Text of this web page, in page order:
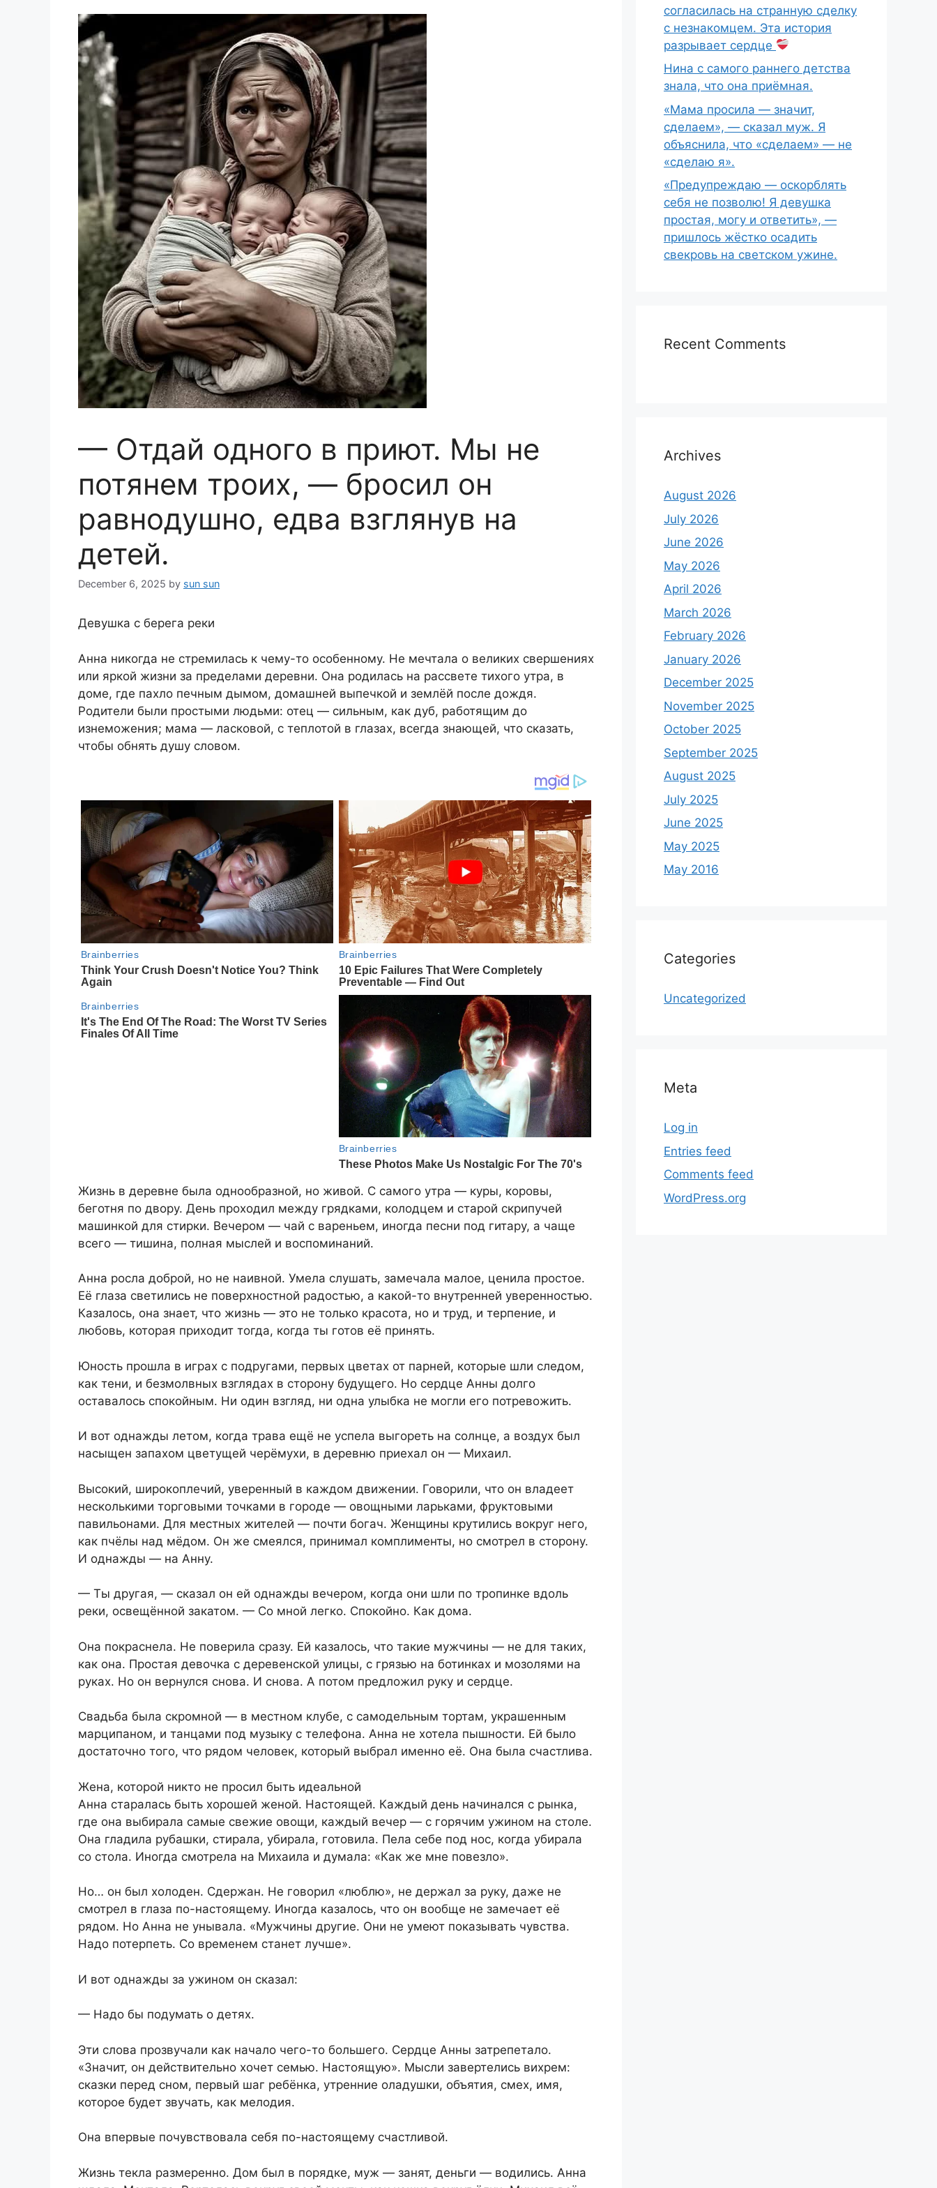
— Отдай одного в приют. Мы не
потянем троих, — бросил он
равнодушно, едва взглянув на
детей.
December 6, 2025 by sun sun
Девушка с берега реки
Анна никогда не стремилась к чему-то особенному. Не мечтала о великих свершениях
или яркой жизни за пределами деревни. Она родилась на рассвете тихого утра, в
доме, где пахло печным дымом, домашней выпечкой и землёй после дождя.
Родители были простыми людьми: отец — сильным, как дуб, работящим до
изнеможения; мама — ласковой, с теплотой в глазах, всегда знающей, что сказать,
чтобы обнять душу словом.
Жизнь в деревне была однообразной, но живой. С самого утра — куры, коровы,
беготня по двору. День проходил между грядками, колодцем и старой скрипучей
машинкой для стирки. Вечером — чай с вареньем, иногда песни под гитару, а чаще
всего — тишина, полная мыслей и воспоминаний.
Анна росла доброй, но не наивной. Умела слушать, замечала малое, ценила простое.
Её глаза светились не поверхностной радостью, а какой-то внутренней уверенностью.
Казалось, она знает, что жизнь — это не только красота, но и труд, и терпение, и
любовь, которая приходит тогда, когда ты готов её принять.
Юность прошла в играх с подругами, первых цветах от парней, которые шли следом,
как тени, и безмолвных взглядах в сторону будущего. Но сердце Анны долго
оставалось спокойным. Ни один взгляд, ни одна улыбка не могли его потревожить.
И вот однажды летом, когда трава ещё не успела выгореть на солнце, а воздух был
насыщен запахом цветущей черёмухи, в деревню приехал он — Михаил.
Высокий, широкоплечий, уверенный в каждом движении. Говорили, что он владеет
несколькими торговыми точками в городе — овощными ларьками, фруктовыми
павильонами. Для местных жителей — почти богач. Женщины крутились вокруг него,
как пчёлы над мёдом. Он же смеялся, принимал комплименты, но смотрел в сторону.
И однажды — на Анну.
— Ты другая, — сказал он ей однажды вечером, когда они шли по тропинке вдоль
реки, освещённой закатом. — Со мной легко. Спокойно. Как дома.
Она покраснела. Не поверила сразу. Ей казалось, что такие мужчины — не для таких,
как она. Простая девочка с деревенской улицы, с грязью на ботинках и мозолями на
руках. Но он вернулся снова. И снова. А потом предложил руку и сердце.
Свадьба была скромной — в местном клубе, с самодельным тортам, украшенным
марципаном, и танцами под музыку с телефона. Анна не хотела пышности. Ей было
достаточно того, что рядом человек, который выбрал именно её. Она была счастлива.
Жена, которой никто не просил быть идеальной
Анна старалась быть хорошей женой. Настоящей. Каждый день начинался с рынка,
где она выбирала самые свежие овощи, каждый вечер — с горячим ужином на столе.
Она гладила рубашки, стирала, убирала, готовила. Пела себе под нос, когда убирала
со стола. Иногда смотрела на Михаила и думала: «Как же мне повезло».
Но… он был холоден. Сдержан. Не говорил «люблю», не держал за руку, даже не
смотрел в глаза по-настоящему. Иногда казалось, что он вообще не замечает её
рядом. Но Анна не унывала. «Мужчины другие. Они не умеют показывать чувства.
Надо потерпеть. Со временем станет лучше».
И вот однажды за ужином он сказал:
— Надо бы подумать о детях.
Эти слова прозвучали как начало чего-то большего. Сердце Анны затрепетало.
«Значит, он действительно хочет семью. Настоящую». Мысли завертелись вихрем:
сказки перед сном, первый шаг ребёнка, утренние оладушки, объятия, смех, имя,
которое будет звучать, как мелодия.
Она впервые почувствовала себя по-настоящему счастливой.
Жизнь текла размеренно. Дом был в порядке, муж — занят, деньги — водились. Анна
согласилась на странную сделку
с незнакомцем. Эта история
разрывает сердце
Нина с самого раннего детства
знала, что она приёмная.
«Мама просила — значит,
сделаем», — сказал муж. Я
объяснила, что «сделаем» — не
«сделаю я».
«Предупреждаю — оскорблять
себя не позволю! Я девушка
простая, могу и ответить», —
пришлось жёстко осадить
свекровь на светском ужине.
Recent Comments
Archives
August 2026
July 2026
June 2026
May 2026
April 2026
March 2026
February 2026
January 2026
December 2025
November 2025
October 2025
September 2025
August 2025
July 2025
June 2025
May 2025
May 2016
Categories
Uncategorized
Meta
Log in
Entries feed
Comments feed
WordPress.org